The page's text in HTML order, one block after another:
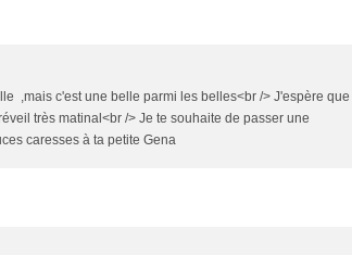
,mais c'est une belle parmi les belles<br /> J'espère que
très matinal<br /> Je te souhaite de passer une
caresses à ta petite Gena